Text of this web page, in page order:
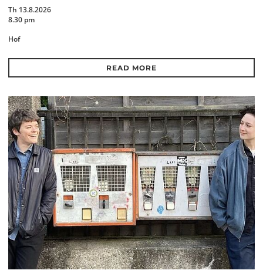
Th 13.8.2026
8.30 pm
Hof
READ MORE